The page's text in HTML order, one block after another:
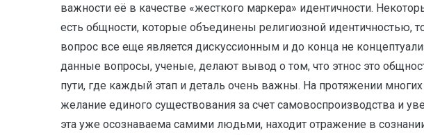
важности её в качестве «жесткого маркера» идентичности.
есть общности, которые объединены религиозной идентичностью,
вопрос все еще является дискуссионным и до конца не
данные вопросы, ученые, делают вывод о том, что этнос это
пути, где каждый этап и деталь очень важны. На протяжении
желание единого существования за счет самовоспроизводства и
эта уже осознаваема самими людьми, находит отражение в